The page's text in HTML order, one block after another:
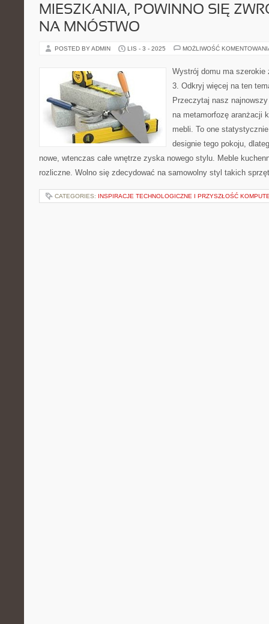
MIESZKANIA, POWINNO SIĘ
NA MNÓSTWO
POSTED BY ADMIN LIS - 3 - 2025 MOŻLIWOŚĆ
Wystrój domu ma
3. Odkryj więcej na ten
Przeczytaj nasz
na metamorfozę aranżacji
mebli. To one
designie tego pokoju,
nowe, wtenczas całe wnętrze zyska nowego stylu. Meble
rozliczne. Wolno się zdecydować na samowolny styl takich
CATEGORIES: INSPIRACJE TECHNOLOGICZNE I PRZYSZŁOŚĆ